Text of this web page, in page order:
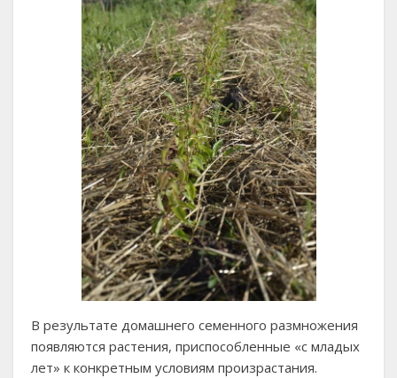
В результате домашнего семенного размножения
появляются растения, приспособленные «с младых
лет» к конкретным условиям произрастания.